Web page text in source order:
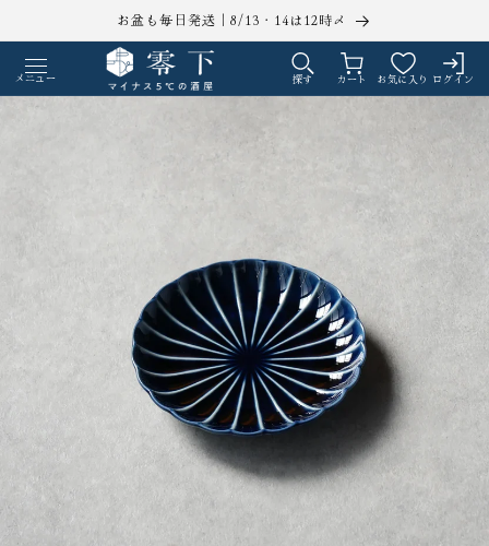
進む
お盆も毎日発送｜8/13・14は12時〆
メニュー 探す カート
カ
ー
ト
お気に入り ログイン
ロ
グ
イ